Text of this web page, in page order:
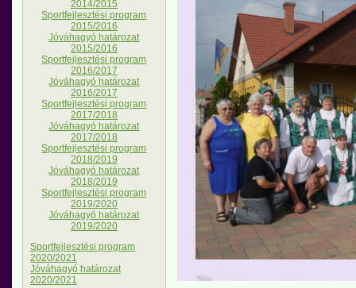
2014/2015
Sportfejlesztési program
2015/2016
Jóváhagyó határozat
2015/2016
Sportfejlesztési program
2016/2017
Jóváhagyó határozat
2016/2017
Sportfejlesztési program
2017/2018
Jóváhagyó határozat
2017/2018
Sportfejlesztési program
2018/2019
Jóváhagyó határozat
2018/2019
Sportfejlesztési program
2019/2020
Jóváhagyó határozat
2019/2020
Sportfejlesztési program
2020/2021
Jóváhagyó határozat
2020/2021